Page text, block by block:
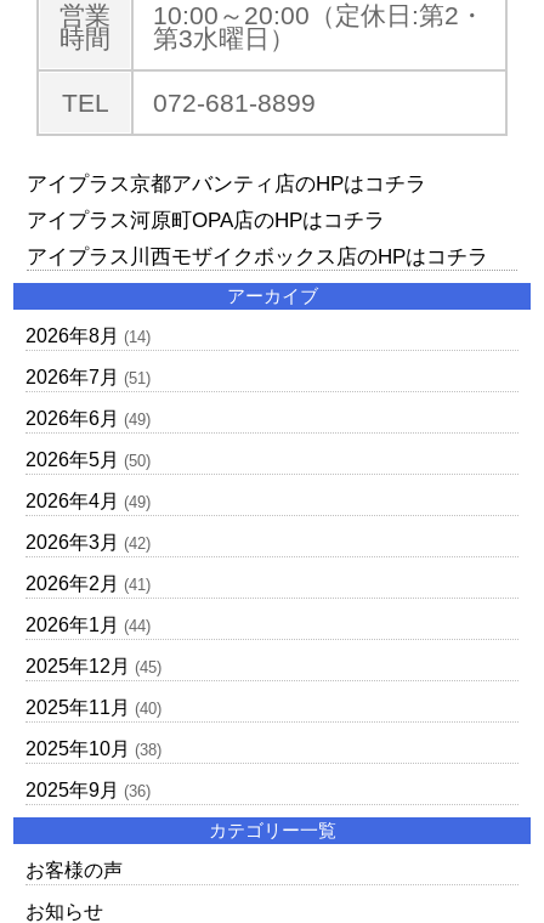
営業
時間
10:00～20:00（定休日:第2・
第3水曜日）
TEL 072-681-8899
アイプラス京都アバンティ店のHPはコチラ
アイプラス河原町OPA店のHPはコチラ
アイプラス川西モザイクボックス店のHPはコチラ
アーカイブ
2026年8月 (14)
2026年7月 (51)
2026年6月 (49)
2026年5月 (50)
2026年4月 (49)
2026年3月 (42)
2026年2月 (41)
2026年1月 (44)
2025年12月 (45)
2025年11月 (40)
2025年10月 (38)
2025年9月 (36)
カテゴリー一覧
お客様の声
お知らせ